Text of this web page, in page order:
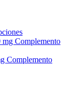
Complemento